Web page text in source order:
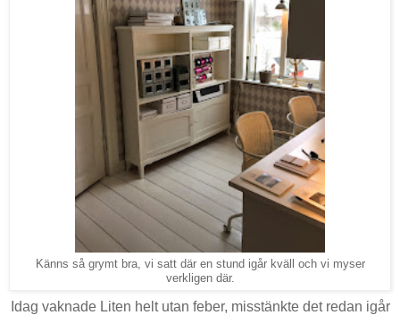
Känns så grymt bra, vi satt där en stund igår kväll och vi myser
verkligen där.
Idag vaknade Liten helt utan feber, misstänkte det redan igår